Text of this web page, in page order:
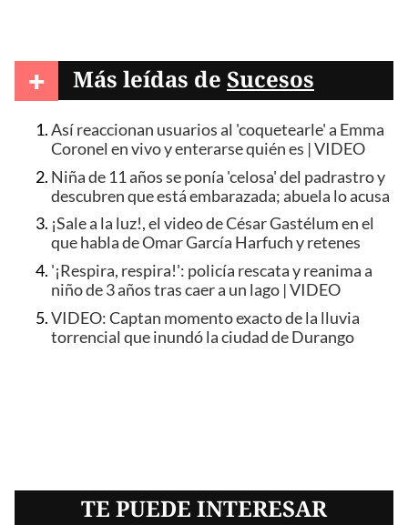
+ Más leídas de Sucesos
Así reaccionan usuarios al 'coquetearle' a Emma
Coronel en vivo y enterarse quién es | VIDEO
Niña de 11 años se ponía 'celosa' del padrastro y
descubren que está embarazada; abuela lo acusa
¡Sale a la luz!, el video de César Gastélum en el
que habla de Omar García Harfuch y retenes
'¡Respira, respira!': policía rescata y reanima a
niño de 3 años tras caer a un lago | VIDEO
VIDEO: Captan momento exacto de la lluvia
torrencial que inundó la ciudad de Durango
TE PUEDE INTERESAR